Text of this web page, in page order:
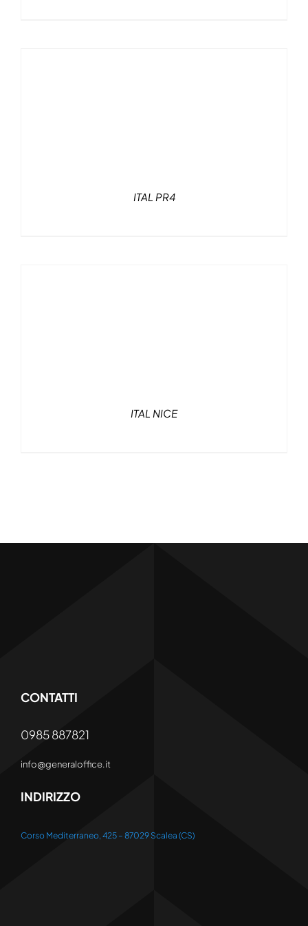
ITAL PR4
ITAL NICE
CONTATTI
0985 887821
info@generaloffice.it
INDIRIZZO
Corso Mediterraneo, 425 – 87029 Scalea (CS)